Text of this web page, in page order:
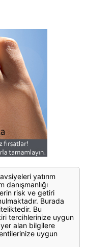
yatırım
danışmanlığı
risk ve getiri
Burada
Bu
tercihlerinize uygun
alan bilgilere
uygun